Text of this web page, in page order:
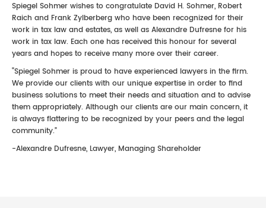
Spiegel Sohmer wishes to congratulate David H. Sohmer, Robert
Raich and Frank Zylberberg who have been recognized for their
work in tax law and estates, as well as Alexandre Dufresne for his
work in tax law. Each one has received this honour for several
years and hopes to receive many more over their career.
“Spiegel Sohmer is proud to have experienced lawyers in the firm.
We provide our clients with our unique expertise in order to find
business solutions to meet their needs and situation and to advise
them appropriately. Although our clients are our main concern, it
is always flattering to be recognized by your peers and the legal
community.”
-Alexandre Dufresne, Lawyer, Managing Shareholder